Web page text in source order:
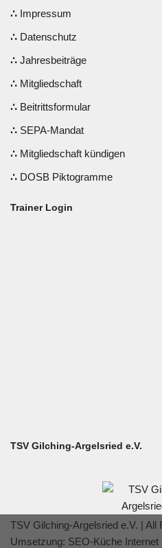
Impressum
Datenschutz
Jahresbeiträge
Mitgliedschaft
Beitrittsformular
SEPA-Mandat
Mitgliedschaft kündigen
DOSB Piktogramme
Trainer Login
TSV Gilching-Argelsried e.V.
TSV Gilching-Argelsried e.V. | All
Umsetzung: SEO-Küche